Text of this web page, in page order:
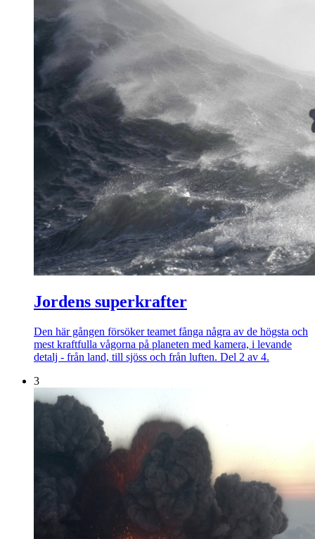
Jordens superkrafter
Den här gången försöker teamet fånga några av de högsta och
mest kraftfulla vågorna på planeten med kamera, i levande
detalj - från land, till sjöss och från luften. Del 2 av 4.
3